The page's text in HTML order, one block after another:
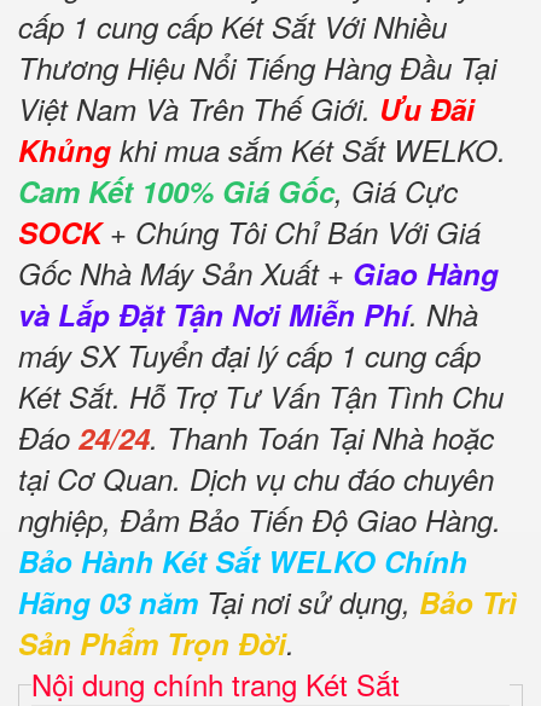
cấp 1 cung cấp Két Sắt Với Nhiều
Thương Hiệu Nổi Tiếng Hàng Đầu Tại
Việt Nam Và Trên Thế Giới. Ưu Đãi
Khủng khi mua sắm Két Sắt WELKO.
Cam Kết 100% Giá Gốc, Giá Cực
SOCK+ Chúng Tôi Chỉ Bán Với Giá
Gốc Nhà Máy Sản Xuất + Giao Hàng
và Lắp Đặt Tận Nơi Miễn Phí. Nhà
máy SX Tuyển đại lý cấp 1 cung cấp
Két Sắt. Hỗ Trợ Tư Vấn Tận Tình Chu
Đáo 24/24. Thanh Toán Tại Nhà hoặc
tại Cơ Quan. Dịch vụ chu đáo chuyên
nghiệp, Đảm Bảo Tiến Độ Giao Hàng.
Bảo Hành Két Sắt WELKO Chính
Hãng 03 năm Tại nơi sử dụng, Bảo Trì
Sản Phẩm Trọn Đời.
Nội dung chính trang Két Sắt